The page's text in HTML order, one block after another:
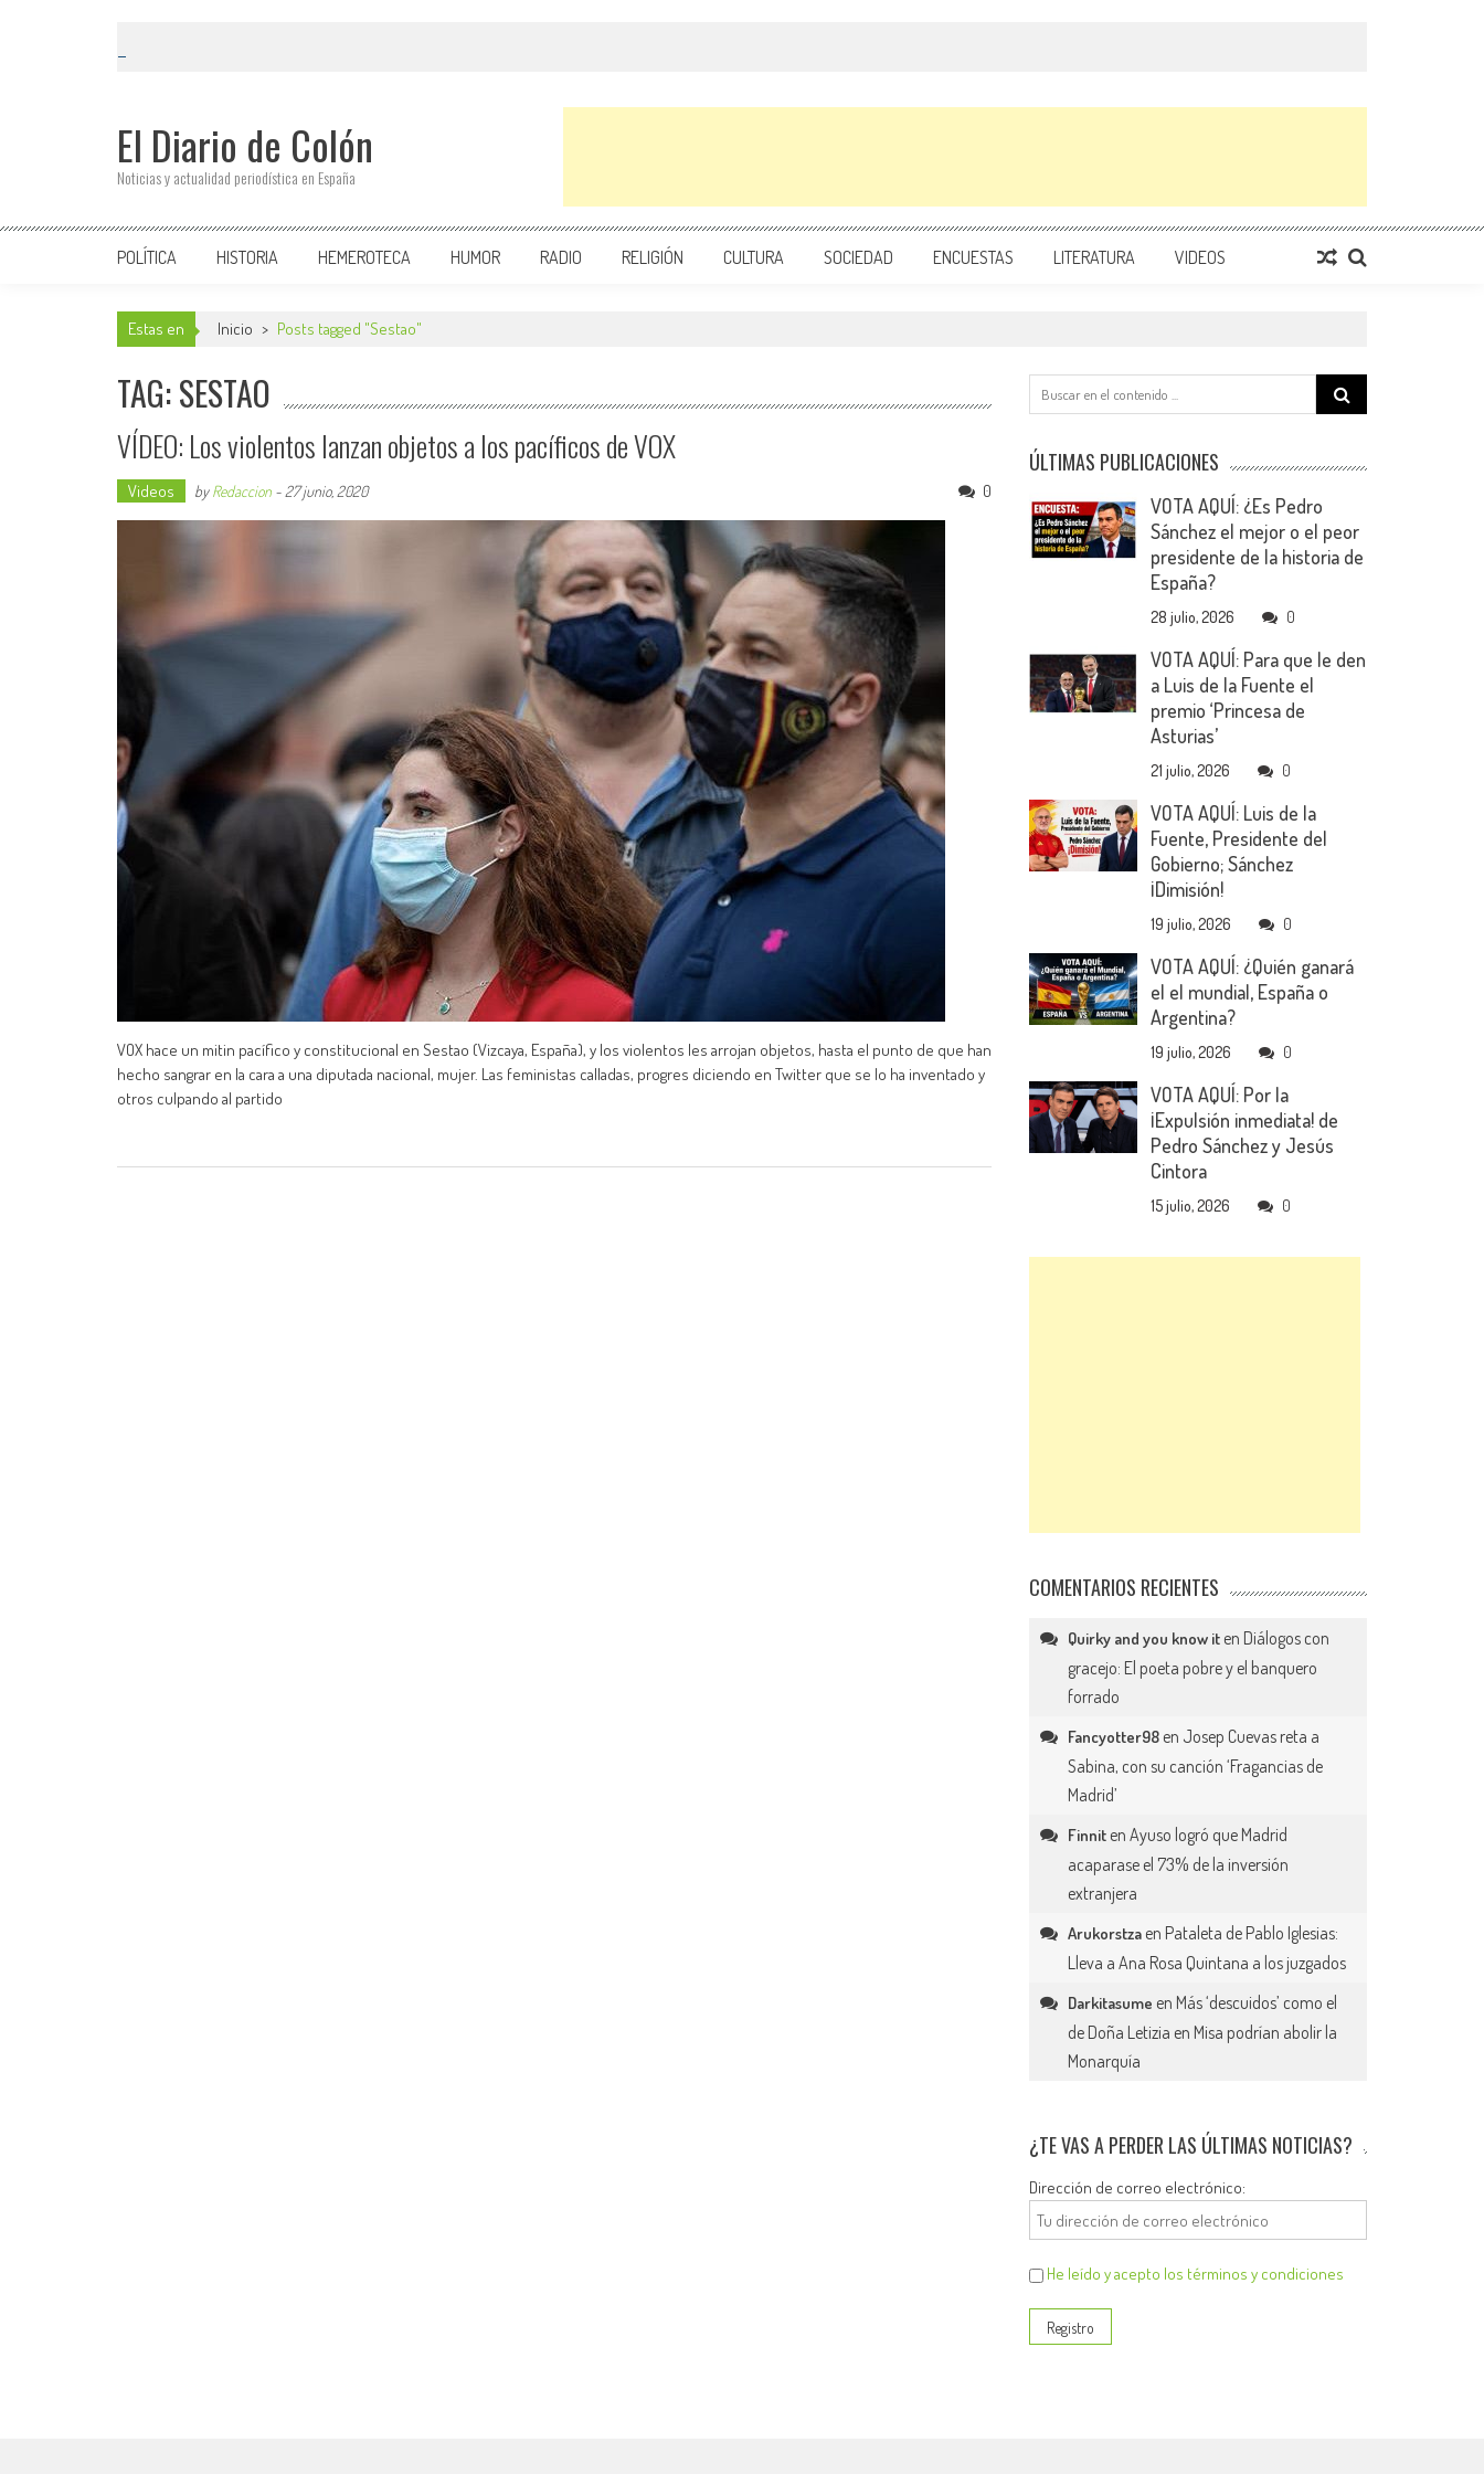
El Diario de Colón
Noticias y actualidad periodística en España
POLÍTICA HISTORIA HEMEROTECA HUMOR RADIO RELIGIÓN CULTURA SOCIEDAD ENCUESTAS LITERATURA VIDEOS
Estas en Inicio > Posts tagged "Sestao"
TAG: SESTAO
VÍDEO: Los violentos lanzan objetos a los pacíficos de VOX
Videos byRedaccion - 27 junio, 2020 0
VOX hace un mitin pacífico y constitucional en Sestao (Vizcaya, España), y los violentos les arrojan objetos, hasta el punto de que han
hecho sangrar en la cara a una diputada nacional, mujer. Las feministas calladas, progres diciendo en Twitter que se lo ha inventado y
otros culpando al partido
Search
for:
ÚLTIMAS PUBLICACIONES
VOTA AQUÍ: ¿Es Pedro
Sánchez el mejor o el peor
presidente de la historia de
España?
28 julio, 2026 0
VOTA AQUÍ: Para que le den
a Luis de la Fuente el
premio ‘Princesa de
Asturias’
21 julio, 2026 0
VOTA AQUÍ: Luis de la
Fuente, Presidente del
Gobierno; Sánchez
¡Dimisión!
19 julio, 2026 0
VOTA AQUÍ: ¿Quién ganará
el el mundial, España o
Argentina?
19 julio, 2026 0
VOTA AQUÍ: Por la
¡Expulsión inmediata! de
Pedro Sánchez y Jesús
Cintora
15 julio, 2026 0
COMENTARIOS RECIENTES
Quirky and you know it en Diálogos con
gracejo: El poeta pobre y el banquero
forrado
Fancyotter98 en Josep Cuevas reta a
Sabina, con su canción ‘Fragancias de
Madrid’
Finnit enAyuso logró que Madrid
acaparase el 73% de la inversión
extranjera
Arukorstza en Pataleta de Pablo Iglesias:
Lleva a Ana Rosa Quintana a los juzgados
Darkitasume en Más ‘descuidos’ como el
de Doña Letizia en Misa podrían abolir la
Monarquía
¿TE VAS A PERDER LAS ÚLTIMAS NOTICIAS?
Dirección de correo electrónico:
He leído y acepto los términos y condiciones